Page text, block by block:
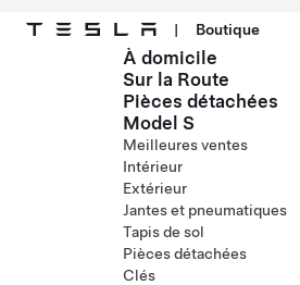
Passer au contenu principal
| Boutique
À domicile
Sur la Route
Pièces détachées
Model S
Meilleures ventes
Intérieur
Extérieur
Jantes et pneumatiques
Tapis de sol
Pièces détachées
Clés